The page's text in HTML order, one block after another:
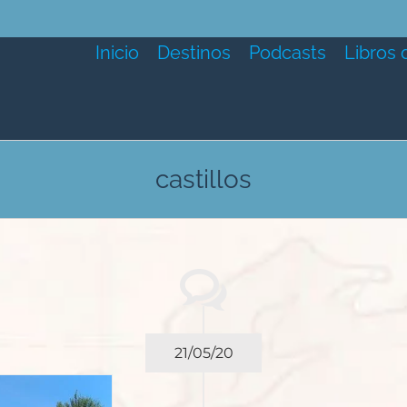
Inicio Destinos Podcasts Libros
castillos
21/05/20